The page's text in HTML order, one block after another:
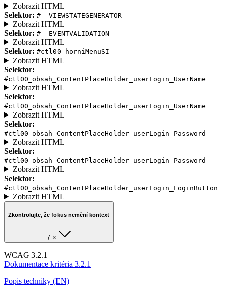
Zobrazit HTML
Selektor: #__VIEWSTATEGENERATOR
Zobrazit HTML
Selektor: #__EVENTVALIDATION
Zobrazit HTML
Selektor: #ctl00_horniMenuSI
Zobrazit HTML
Selektor:
#ctl00_obsah_ContentPlaceHolder_userLogin_UserName
Zobrazit HTML
Selektor:
#ctl00_obsah_ContentPlaceHolder_userLogin_UserName
Zobrazit HTML
Selektor:
#ctl00_obsah_ContentPlaceHolder_userLogin_Password
Zobrazit HTML
Selektor:
#ctl00_obsah_ContentPlaceHolder_userLogin_Password
Zobrazit HTML
Selektor:
#ctl00_obsah_ContentPlaceHolder_userLogin_LoginButton
Zobrazit HTML
Zkontrolujte, že fokus nemění kontext
7 ×
WCAG 3.2.1
Dokumentace kritéria 3.2.1
Popis techniky (EN)